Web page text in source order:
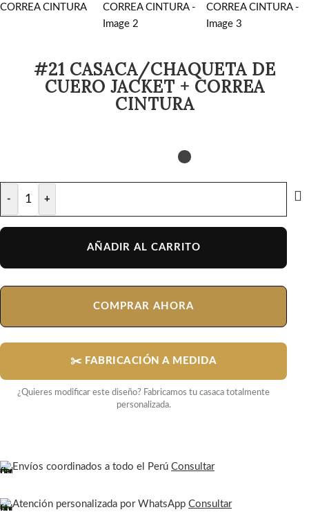
#21 CASACA/CHAQUETA DE
CUERO JACKET + CORREA
CINTURA
- +
AÑADIR AL CARRITO
COMPRAR AHORA
✂️ FABRICACIÓN A MEDIDA
¿Quieres modificar este diseño? Fabricamos tu casaca totalmente
personalizada.
Envíos coordinados a todo el Perú Consultar
Atención personalizada por WhatsApp Consultar